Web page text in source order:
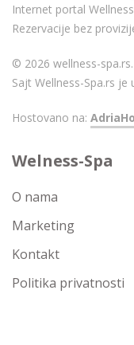
Internet portal
Rezervacije bez
© 2026 wellness-
Sajt Wellness-Spa.rs je
Hostovano na:
Welness-Spa
O nama
Marketing
Kontakt
Politika privatnosti